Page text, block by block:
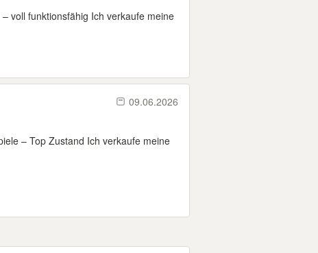
voll funktionsfähig Ich verkaufe meine
09.06.2026
– Top Zustand Ich verkaufe meine